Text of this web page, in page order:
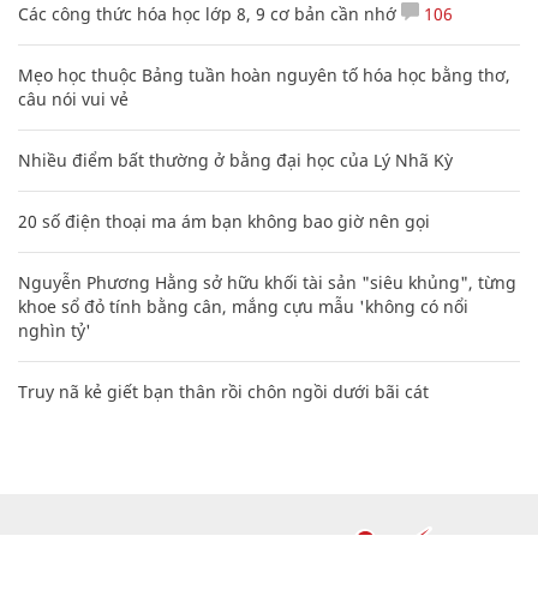
Các công thức hóa học lớp 8, 9 cơ bản cần nhớ 106
Mẹo học thuộc Bảng tuần hoàn nguyên tố hóa học bằng thơ,
câu nói vui vẻ
Nhiều điểm bất thường ở bằng đại học của Lý Nhã Kỳ
20 số điện thoại ma ám bạn không bao giờ nên gọi
Nguyễn Phương Hằng sở hữu khối tài sản "siêu khủng", từng
khoe sổ đỏ tính bằng cân, mắng cựu mẫu 'không có nổi
nghìn tỷ'
Truy nã kẻ giết bạn thân rồi chôn ngồi dưới bãi cát